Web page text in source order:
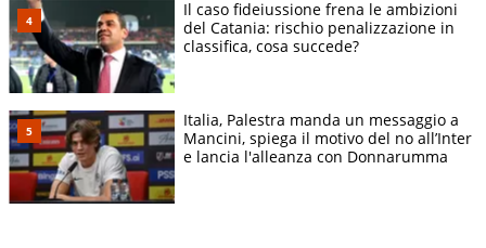
Il caso fideiussione frena le ambizioni
del Catania: rischio penalizzazione in
classifica, cosa succede?
Italia, Palestra manda un messaggio a
Mancini, spiega il motivo del no all’Inter
e lancia l'alleanza con Donnarumma